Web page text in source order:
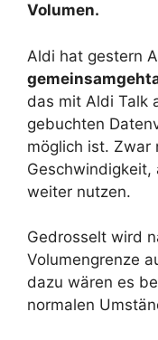
Volumen.
Aldi hat gestern
das mit Aldi Talk
gebuchten
möglich ist. Zwar
Geschwindigkeit,
weiter nutzen.
Gedrosselt wird
Volumengrenze
dazu wären es
normalen